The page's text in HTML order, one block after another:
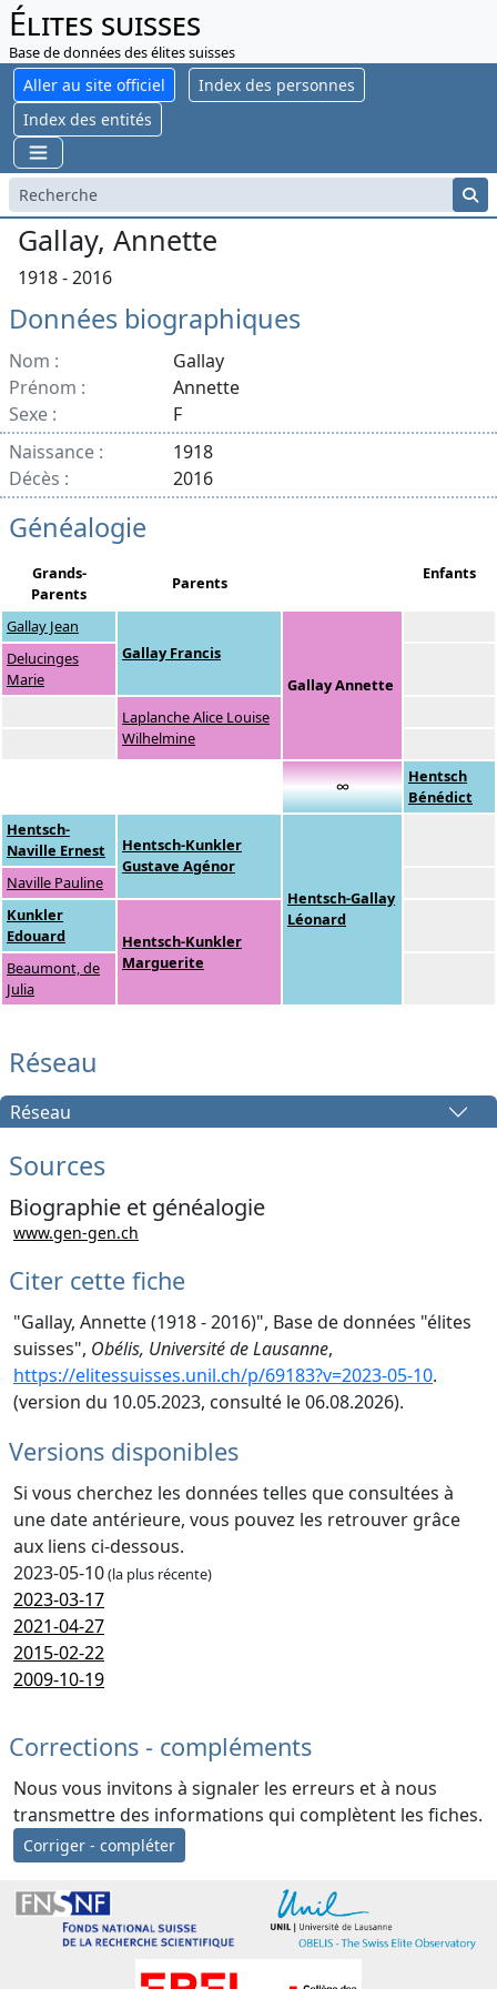
Élites suisses
Base de données des élites suisses
Aller au site officiel
Index des personnes
Index des entités
Gallay, Annette
1918 - 2016
Données biographiques
Nom :
Gallay
Prénom :
Annette
Sexe :
F
Naissance :
1918
Décès :
2016
Généalogie
Grands-
Parents
Parents Enfants
Gallay Jean
Gallay Francis
Gallay Annette
Delucinges
Marie
Laplanche Alice Louise
Wilhelmine
∞
Hentsch
Bénédict
Hentsch-
Naville Ernest
Hentsch-Kunkler
Gustave Agénor
Hentsch-Gallay
Léonard
Naville Pauline
Kunkler
Edouard
Hentsch-Kunkler
Marguerite
Beaumont, de
Julia
Réseau
Réseau
Sources
Biographie et généalogie
www.gen-gen.ch
Citer cette fiche
"Gallay, Annette (1918 - 2016)", Base de données "élites
suisses", Obélis, Université de Lausanne,
https://elitessuisses.unil.ch/p/69183?v=2023-05-10.
(version du 10.05.2023, consulté le 06.08.2026).
Versions disponibles
Si vous cherchez les données telles que consultées à
une date antérieure, vous pouvez les retrouver grâce
aux liens ci-dessous.
2023-05-10(la plus récente)
2023-03-17
2021-04-27
2015-02-22
2009-10-19
Corrections - compléments
Nous vous invitons à signaler les erreurs et à nous
transmettre des informations qui complètent les fiches.
Corriger - compléter